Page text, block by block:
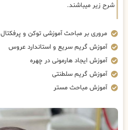
شرح زیر میباشند.
مروری بر مباحث آموزشی توکن و پرفکتال
آموزش گریم سریع و استاندارد عروس
آموزش ایجاد هارمونی در چهره
آموزش گریم سلطنتی
آموزش مباحث مستر